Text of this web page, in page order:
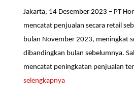
Jakarta, 14 Desember 2023 – PT
mencatat penjualan secara retail
bulan November 2023, meningkat
dibandingkan bulan sebelumnya.
mencatat peningkatan penjualan
selengkapnya